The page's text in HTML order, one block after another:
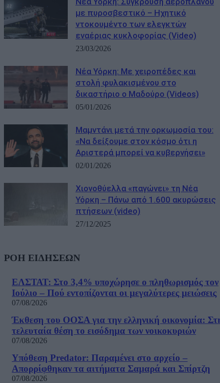
με πυροσβεστικό – Ηχητικό
ντοκουμέντο των ελεγκτών
εναέριας κυκλοφορίας (Video)
23/03/2026
Νέα Υόρκη: Με χειροπέδες και
στολή φυλακισμένου στο
δικαστήριο ο Μαδούρο (Videos)
05/01/2026
Μαμντάνι μετά την ορκωμοσία του:
«Να δείξουμε στον κόσμο ότι η
Αριστερά μπορεί να κυβερνήσει»
02/01/2026
Χιονοθύελλα «παγώνει» τη Νέα
Υόρκη – Πάνω από 1.600 ακυρώσεις
πτήσεων (video)
27/12/2025
ΡΟΗ ΕΙΔΗΣΕΩΝ
ΕΛΣΤΑΤ: Στο 3,4% υποχώρησε ο πληθωρισμός τον
Ιούλιο – Πού εντοπίζονται οι μεγαλύτερες μειώσεις
07/08/2026
Έκθεση του ΟΟΣΑ για την ελληνική οικονομία:
τελευταία θέση το εισόδημα των νοικοκυριών
07/08/2026
Υπόθεση Predator: Παραμένει στο αρχείο –
Απορρίφθηκαν τα αιτήματα Σαμαρά και Σπίρτζη
07/08/2026